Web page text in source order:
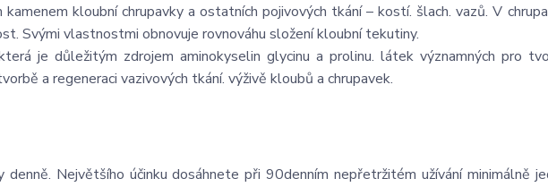
kloubní chrupavky a ostatních pojivových tkání – kostí. šlach. vazů. V
Svými vlastnostmi obnovuje rovnováhu složení kloubní tekutiny.
je důležitým zdrojem aminokyselin glycinu a prolinu. látek významných pro
a regeneraci vazivových tkání. výživě kloubů a chrupavek.
Největšího účinku dosáhnete při 90denním nepřetržitém užívání minimálně